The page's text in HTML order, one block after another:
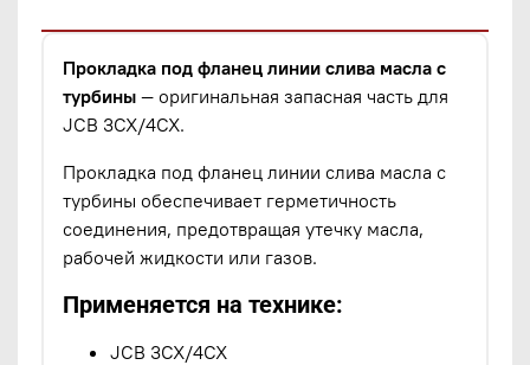
Прокладка под фланец линии слива масла с
турбины — оригинальная запасная часть для
JCB 3CX/4CX.
Прокладка под фланец линии слива масла с
турбины обеспечивает герметичность
соединения, предотвращая утечку масла,
рабочей жидкости или газов.
Применяется на технике:
JCB 3CX/4CX